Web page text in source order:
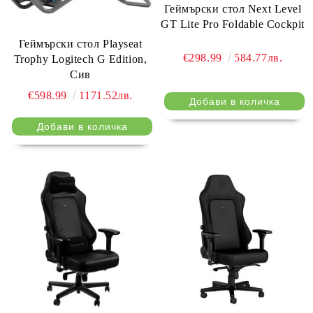
Геймърски стол Playseat
Trophy Logitech G Edition,
Сив
€598.99
1171.52лв.
Геймърски стол Next Level
GT Lite Pro Foldable Cockpit
€298.99 584.77лв.